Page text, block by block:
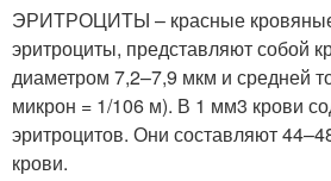
ЭРИТРОЦИТЫ – красные кровяные
эритроциты, представляют собой
диаметром 7,2–7,9 мкм и средней
микрон = 1/106 м). В 1 мм3 крови
эритроцитов. Они составляют
крови.